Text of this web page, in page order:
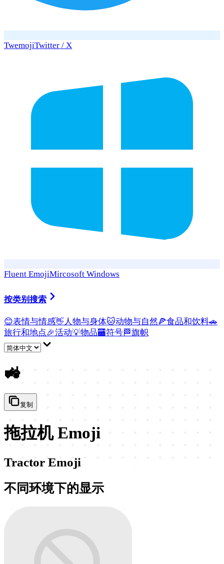
TwemojiTwitter / X
Fluent EmojiMircosoft Windows
按类别搜索
😊表情与情感👋 人物与身体🐱动物与自然🍕食品和饮料🚗
旅行和地点🎉活动💡物品🏧符号🏁旗帜
🚜
复制
拖拉机 Emoji
Tractor Emoji
不同环境下的显示